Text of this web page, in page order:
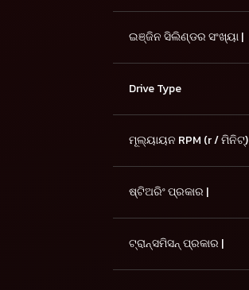
ଇଞ୍ଜିନ ସିଲିଣ୍ଡର ସଂଖ୍ୟା |
Drive Type
ମୂଲ୍ୟାୟନ RPM (r / ମିନିଟ୍)
ଷ୍ଟିଅରିଂ ପ୍ରକାର |
ଟ୍ରାନ୍ସମିସନ୍ ପ୍ରକାର |